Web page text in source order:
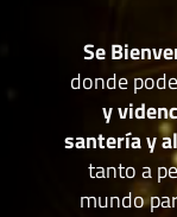
Se
donde
y
santería y
tanto a
mundo